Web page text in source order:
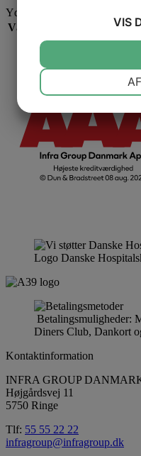
Yderligere information
Vægt
Logo Danske
Betalingsmuligheder:
Diners Club, Dankort
Kontaktinformation
INFRA GROUP
Højgårdsvej 11
5750 Ringe
Tlf: 55 55 22 22
infragroup@infragroup.dk
VIS
MARKETING